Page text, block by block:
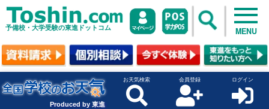
予備校・大学受験の東進ドットコム MENU
Produced by 東進
お天気検索 会員登録 ログイン